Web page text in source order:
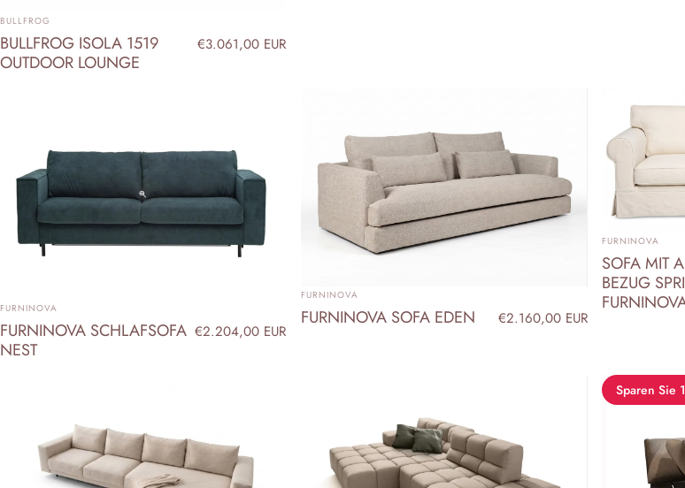
ANBIETER:
BULLFROG
BULLFROG ISOLA 1519
OUTDOOR LOUNGE
€3.061,00 EUR
ANBIETER:
FURNINOVA
FURNINOVA SCHLAFSOFA
NEST
€2.204,00 EUR
ANBIETER:
FURNINOVA
FURNINOVA SOFA EDEN €2.160,00 EUR
ANBIETER:
FURNINOVA
SOFA MIT
BEZUG
Sparen Sie